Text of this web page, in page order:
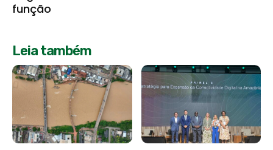
função
Leia também